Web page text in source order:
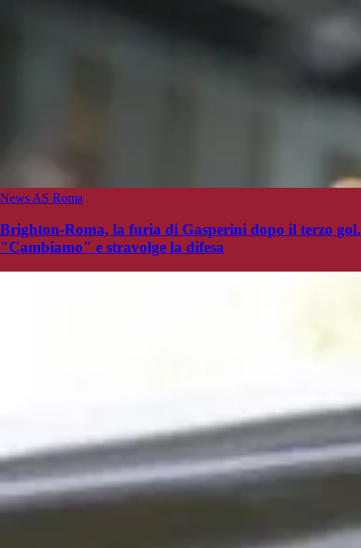
News AS Roma
Brighton-Roma, la furia di Gasperini dopo il terzo gol.
"Cambiamo" e stravolge la difesa